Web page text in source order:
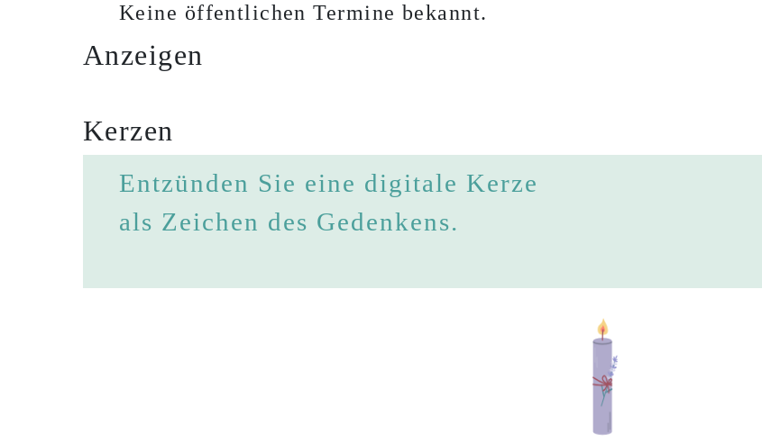
Keine öffentlichen Termine bekannt.
Anzeigen
Kerzen
Entzünden Sie eine digitale Kerze
als Zeichen des Gedenkens.